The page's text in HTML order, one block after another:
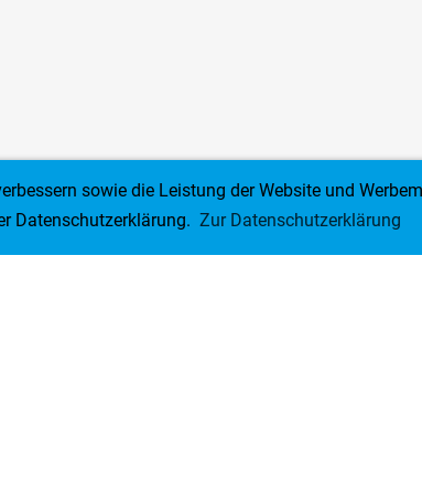
sowie die Leistung der Website und
Datenschutzerklärung. Zur Datenschutzerklärung